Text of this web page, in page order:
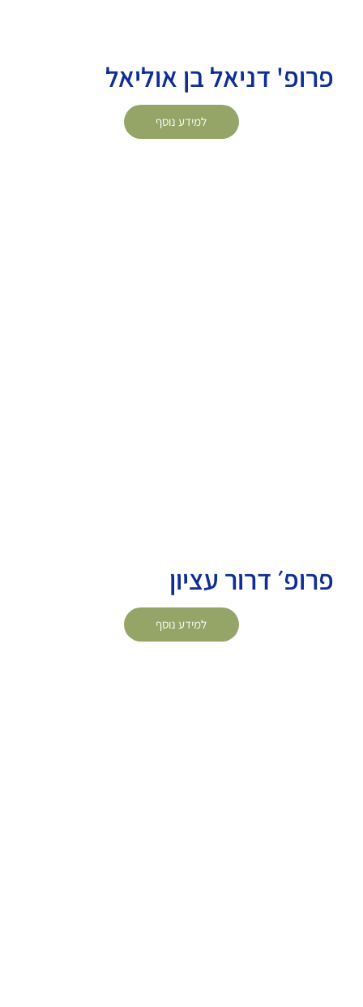
פרופ' דניאל בן אוליאל
למידע נוסף
פרופ׳ דרור עציון
למידע נוסף